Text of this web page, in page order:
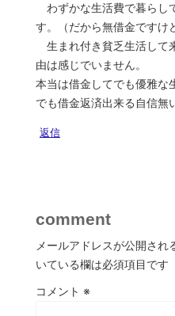
わずかな生活費で暮らし
す。（だから無借金ですけ
生まれ付き貧乏生活して
由は感じでいません。
本当は借金してでも優雅な
でも借金返済出来る自信無
返信
comment
メールアドレスが公開され
いている欄は必須項目です
コメント ※